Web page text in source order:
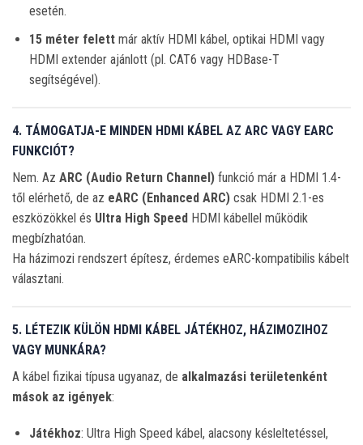
esetén.
15 méter felettmár aktív HDMI kábel, optikai HDMI vagy
HDMI extender ajánlott (pl. CAT6 vagy HDBase-T
segítségével).
4. TÁMOGATJA-E MINDEN HDMI KÁBEL AZ ARC VAGY EARC
FUNKCIÓT?
Nem. Az ARC (Audio Return Channel) funkció már a HDMI 1.4-
től elérhető, de az eARC (Enhanced ARC) csak HDMI 2.1-es
eszközökkel és Ultra High Speed HDMI kábellel működik
megbízhatóan.
Ha házimozi rendszert építesz, érdemes eARC-kompatibilis kábelt
választani.
5. LÉTEZIK KÜLÖN HDMI KÁBEL JÁTÉKHOZ, HÁZIMOZIHOZ
VAGY MUNKÁRA?
A kábel fizikai típusa ugyanaz, de alkalmazási területenként
mások az igények:
Játékhoz: Ultra High Speed kábel, alacsony késleltetéssel,